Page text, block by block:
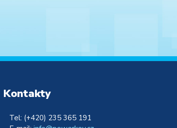
Kontakty
Tel: (+420) 235 365 191